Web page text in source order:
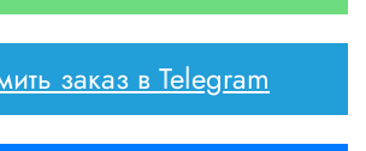
заказ в Telegram